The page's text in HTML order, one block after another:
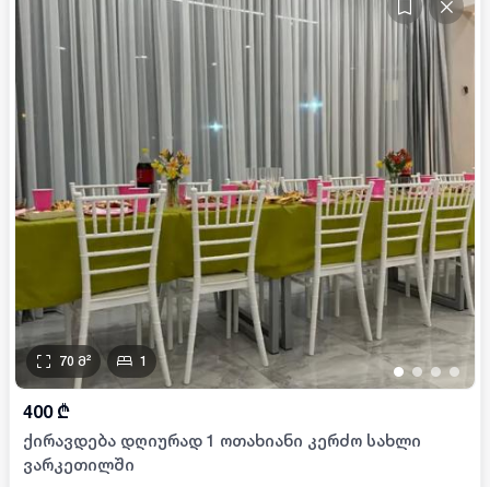
•• ••
70 მ² 1
400 ₾
ქირავდება დღიურად 1 ოთახიანი კერძო სახლი
ვარკეთილში